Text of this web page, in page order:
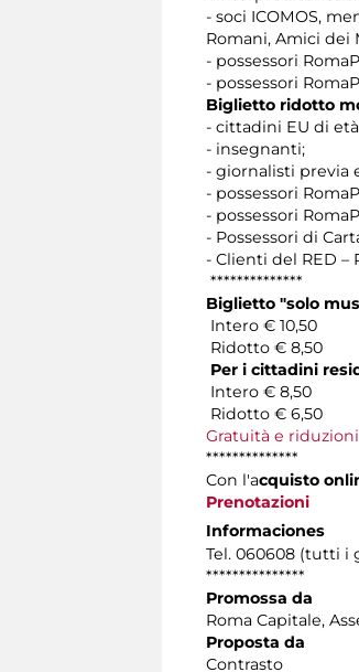
- soci ICOMOS,
Romani, Amici dei
- possessori
- possessori
Biglietto ridotto
- cittadini EU di
- insegnanti;
- giornalisti previa
- possessori
- possessori
- Possessori di
- Clienti del RED
**************
Biglietto "solo
Intero € 10,50
Ridotto € 8,50
Per i cittadini
Intero € 8,50
Ridotto € 6,50
Gratuità e riduzioni
**************
Con l'acquisto
Prenotazioni
Informaciones
Tel. 060608 (tutti i
***************
Promossa da
Roma Capitale,
Proposta da
Contrasto